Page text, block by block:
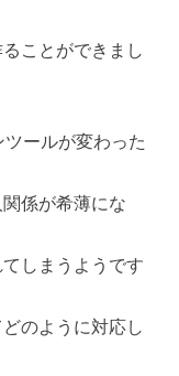
ことができまし
ールが変わった
係が希薄にな
しまうようです
のように対応し